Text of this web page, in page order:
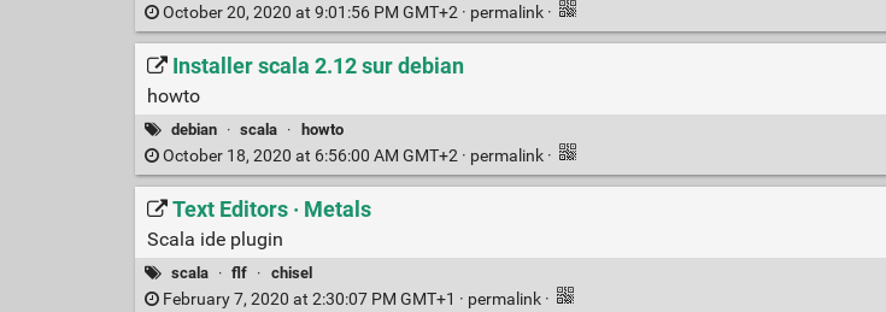
October 20, 2020 at 9:01:56 PM GMT+2 · permalink ·
Installer scala 2.12 sur debian
howto
debian · scala · howto
October 18, 2020 at 6:56:00 AM GMT+2 · permalink ·
Text Editors · Metals
Scala ide plugin
scala · flf · chisel
February 7, 2020 at 2:30:07 PM GMT+1 · permalink ·